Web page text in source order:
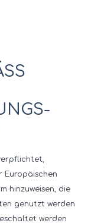
O
V
Europäischen
hinzuweisen, die
genutzt werden
werden